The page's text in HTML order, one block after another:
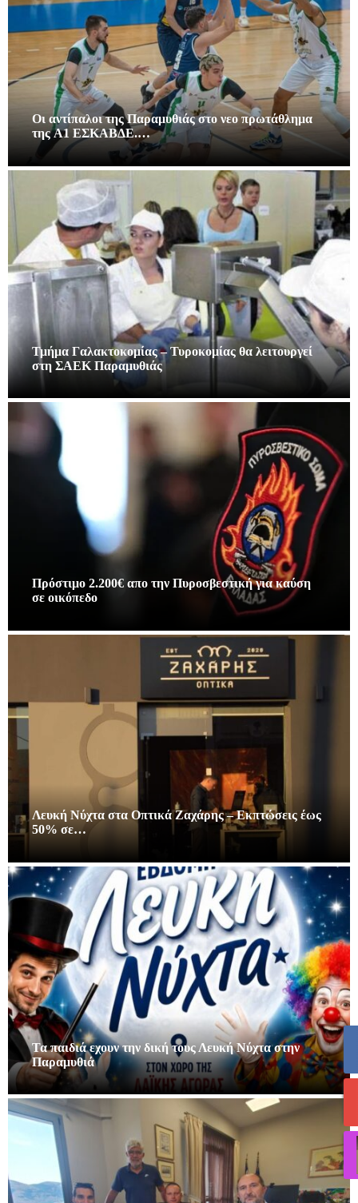
Οι αντίπαλοι της Παραμυθιάς στο νεο πρωτάθλημα
της A1 ΕΣΚΑΒΔΕ.…
Τμήμα Γαλακτοκομίας – Τυροκομίας θα λειτουργεί
στη ΣΑΕΚ Παραμυθιάς
Πρόστιμο 2.200€ απο την Πυροσβεστική για καύση
σε οικόπεδο
Λευκή Νύχτα στα Οπτικά Ζαχάρης – Εκπτώσεις έως
50% σε…
Τα παιδιά εχουν την δική τους Λευκή Νύχτα στην
Παραμυθιά